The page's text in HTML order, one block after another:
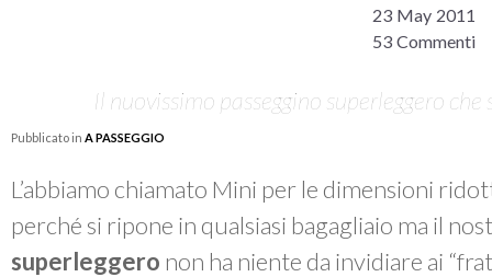
23 May 2011
53 Commenti
Il nuovissimo passeggino superleggero
Pubblicato in A PASSEGGIO
L’abbiamo chiamato Mini per le dimensioni
perché si ripone in qualsiasi bagagliaio ma il
superleggero non ha niente da invidiare ai